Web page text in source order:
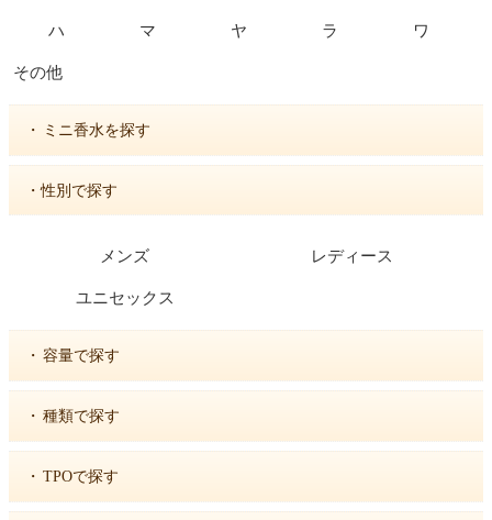
ハ マ ヤ ラ ワ
その他
・ ミニ香水を探す
・性別で探す
メンズ レディース
ユニセックス
・ 容量で探す
・ 種類で探す
・ TPOで探す